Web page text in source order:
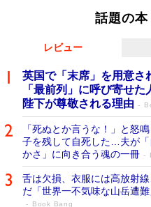
話題の本
レビュー
英国で「末席」を用意さ
「最前列」に呼び寄せ
陛下が尊敬される理由
「死ぬとか言うな！」と怒
子を残して自死した…夫が
かさ」に向き合う魂の一冊
舌は欠損、衣服には高放射
だ「世界一不気味な山岳遭
Book Bang